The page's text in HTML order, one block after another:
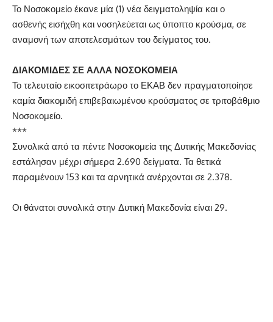
Το Νοσοκομείο έκανε μία (1) νέα δειγματοληψία και ο
ασθενής εισήχθη και νοσηλεύεται ως ύποπτο κρούσμα, σε
αναμονή των αποτελεσμάτων του δείγματος του.
ΔΙΑΚΟΜΙΔΕΣ ΣΕ ΑΛΛΑ ΝΟΣΟΚΟΜΕΙΑ
Το τελευταίο εικοσιτετράωρο το ΕΚΑΒ δεν πραγματοποίησε
καμία διακομιδή επιβεβαιωμένου κρούσματος σε τριτοβάθμιο
Νοσοκομείο.
***
Συνολικά από τα πέντε Νοσοκομεία της Δυτικής Μακεδονίας
εστάλησαν μέχρι σήμερα 2.690 δείγματα. Τα θετικά
παραμένουν 153 και τα αρνητικά ανέρχονται σε 2.378.
Οι θάνατοι συνολικά στην Δυτική Μακεδονία είναι 29.